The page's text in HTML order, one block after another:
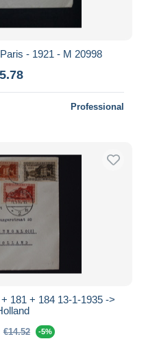
- 1921 - M 20998
Professional
181 + 184 13-1-1935 ->
€14.52 -5%